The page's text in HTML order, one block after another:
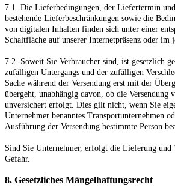
7.1. Die Lieferbedingungen, der Liefertermin
bestehende Lieferbeschränkungen sowie die
von digitalen Inhalten finden sich unter einer
Schaltfläche auf unserer Internetpräsenz oder im
7.2. Soweit Sie Verbraucher sind, ist gesetzlich
zufälligen Untergangs und der zufälligen
Sache während der Versendung erst mit der
übergeht, unabhängig davon, ob die Versendung
unversichert erfolgt. Dies gilt nicht, wenn Sie
Unternehmer benanntes Transportunternehmen
Ausführung der Versendung bestimmte Person
Sind Sie Unternehmer, erfolgt die Lieferung und
Gefahr.
8. Gesetzliches Mängelhaftungsrecht